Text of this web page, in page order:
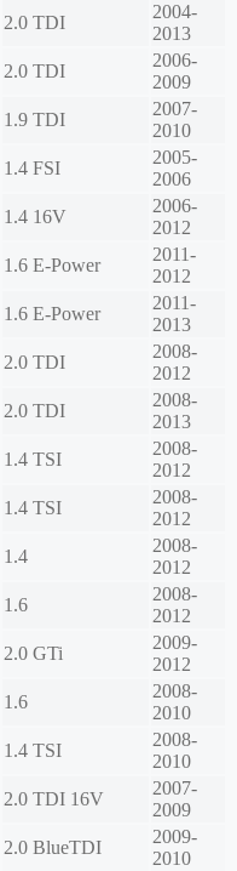
2.0 TDI
2004-
2013
2.0 TDI
2006-
2009
1.9 TDI
2007-
2010
1.4 FSI
2005-
2006
1.4 16V
2006-
2012
1.6 E-Power
2011-
2012
1.6 E-Power
2011-
2013
2.0 TDI
2008-
2012
2.0 TDI
2008-
2013
1.4 TSI
2008-
2012
1.4 TSI
2008-
2012
1.4
2008-
2012
1.6
2008-
2012
2.0 GTi
2009-
2012
1.6
2008-
2010
1.4 TSI
2008-
2010
2.0 TDI 16V
2007-
2009
2.0 BlueTDI
2009-
2010